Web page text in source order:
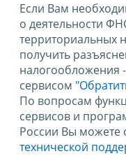
Если Вам
о деятельности
территориальных
получить
налогообложения
сервисом
По вопросам
сервисов и
России Вы можете
технической